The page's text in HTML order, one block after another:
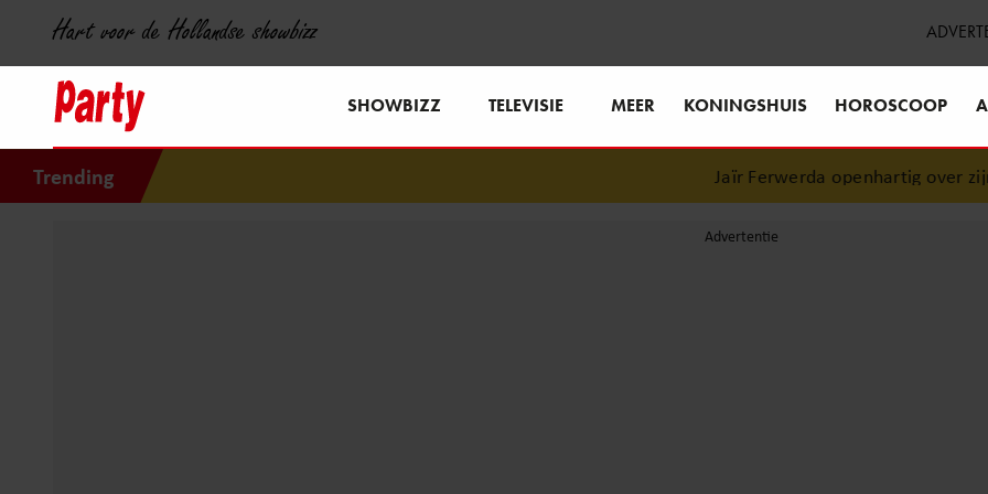
Hart voor de Hollandse showbizz
SHOWBIZZ TELEVISIE MEER KONINGSHUIS HOROSCOOP
Trending Jaïr Ferwerda openhartig over zijn